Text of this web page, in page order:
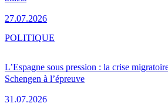
27.07.2026
L’Espagne sous pression : la crise
Schengen à l’épreuve
31.07.2026
POLITIQUE